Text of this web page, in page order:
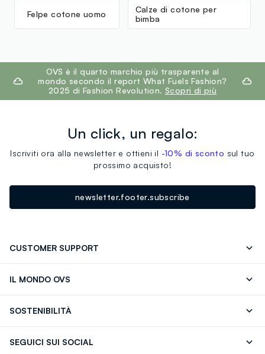
Felpe cotone uomo
Calze di cotone per
bimba
footer.ariatitleOVS è il quarto marchio più trasparente al
mondo secondo il report What Fuels Fashion?
2025 di Fashion Revolution. Scopri di più
Un click, un regalo:
Iscriviti ora alla newsletter e ottieni il -10% di sconto sul tuo
prossimo acquisto!
newsletter.footer.subscribe
CUSTOMER SUPPORT
IL MONDO OVS
Giftcard
SOSTENIBILITÀ
SEGUICI SUI SOCIAL